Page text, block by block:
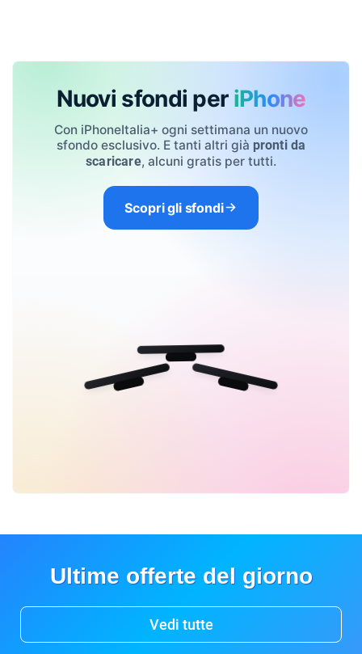
Nuovi sfondi per iPhone
Con iPhoneItalia+ ogni settimana un nuovo
sfondo esclusivo. E tanti altri già pronti da
scaricare, alcuni gratis per tutti.
Scopri gli sfondi
Ultime offerte del giorno
Vedi tutte